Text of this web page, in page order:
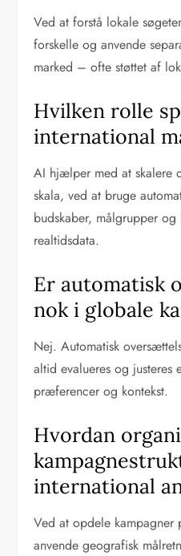
Ved at forstå lokale
forskelle og anvende
marked – ofte støttet af
Hvilken rolle
international
AI hjælper med at skalere
skala, ved at bruge
budskaber, målgrupper og
realtidsdata.
Er automatisk
nok i globale
Nej. Automatisk
altid evalueres og justeres
præferencer og kontekst.
Hvordan
international
Ved at opdele kampagner
anvende geografisk